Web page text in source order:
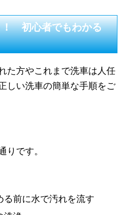
！ 初心者でもわかる
た方やこれまで洗車は人任
しい洗車の簡単な手順をご
りです。
る前に水で汚れを流す